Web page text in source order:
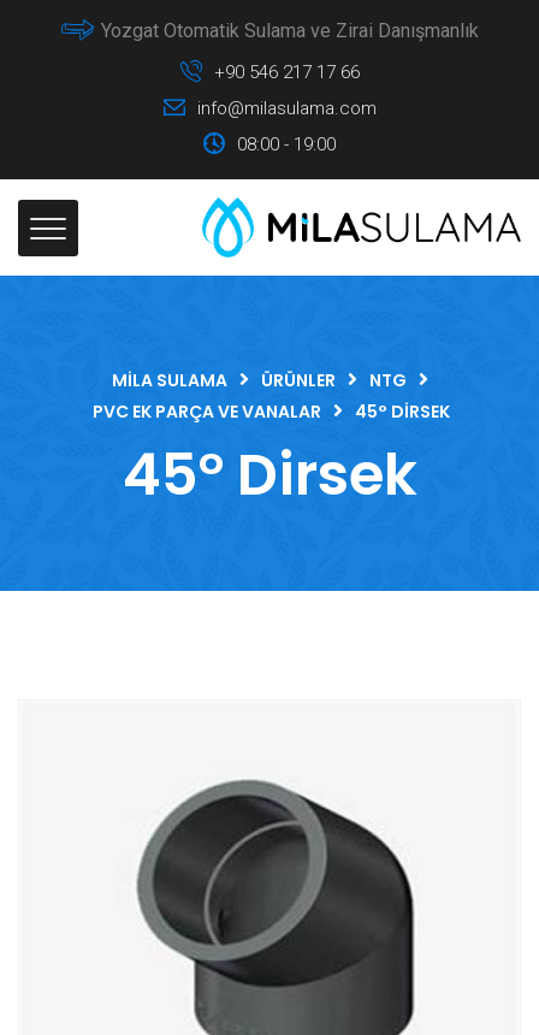
Yozgat Otomatik Sulama ve Zirai Danışmanlık
+90 546 217 17 66
info@milasulama.com
08:00 - 19:00
MILA SULAMA ÜRÜNLER
NTG
PVC EK PARÇA VE VANALAR
45° DIRSEK
45° Dirsek